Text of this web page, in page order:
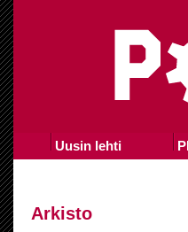
Uusin lehti
Arkisto